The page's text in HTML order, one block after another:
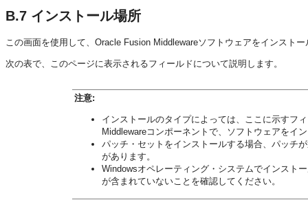
B.7 インストール場所
この画面を使用して、Oracle Fusion Middlewareソフトウェアをインスト
次の表で、このページに表示されるフィールドについて説明します。
注意:
インストールのタイプによっては、ここに示すフ
Middlewareコンポーネントで、ソフトウェアをイ
パッチ・セットをインストールする場合、パッチ
があります。
Windowsオペレーティング・システムでインスト
が含まれていないことを確認してください。